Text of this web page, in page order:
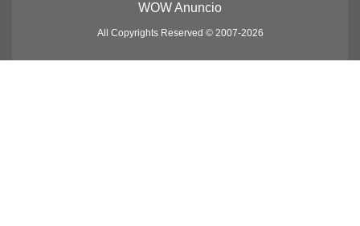
WOW Anuncio
All Copyrights Reserved © 2007-2026